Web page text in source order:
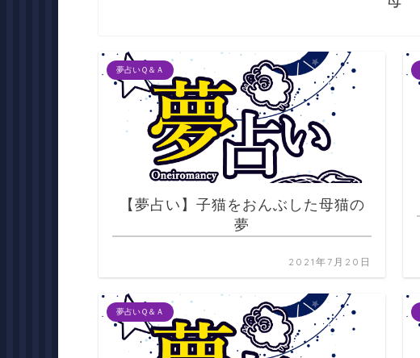
夢占いＱ＆Ａ
【夢占い】子猫をおんぶした母猫の
夢
2021年7月20日
夢占いＱ＆Ａ